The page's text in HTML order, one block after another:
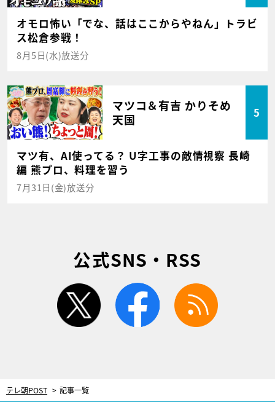
オモロ怖い「でな、話はここからやねん」トラビ
ス松倉参戦！
8月5日(水)放送分
マツコ＆有吉 かりそめ
天国
5
マツ有、AI使ってる？ U字工事の敵情視察 長崎
編 熊プロ、料理を習う
7月31日(金)放送分
公式SNS・RSS
twitter facebook
テレ朝POST 記事一覧